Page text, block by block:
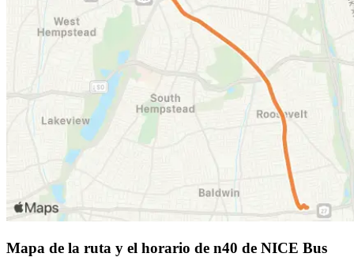
Mapa de la ruta y el horario de n40 de NICE Bus